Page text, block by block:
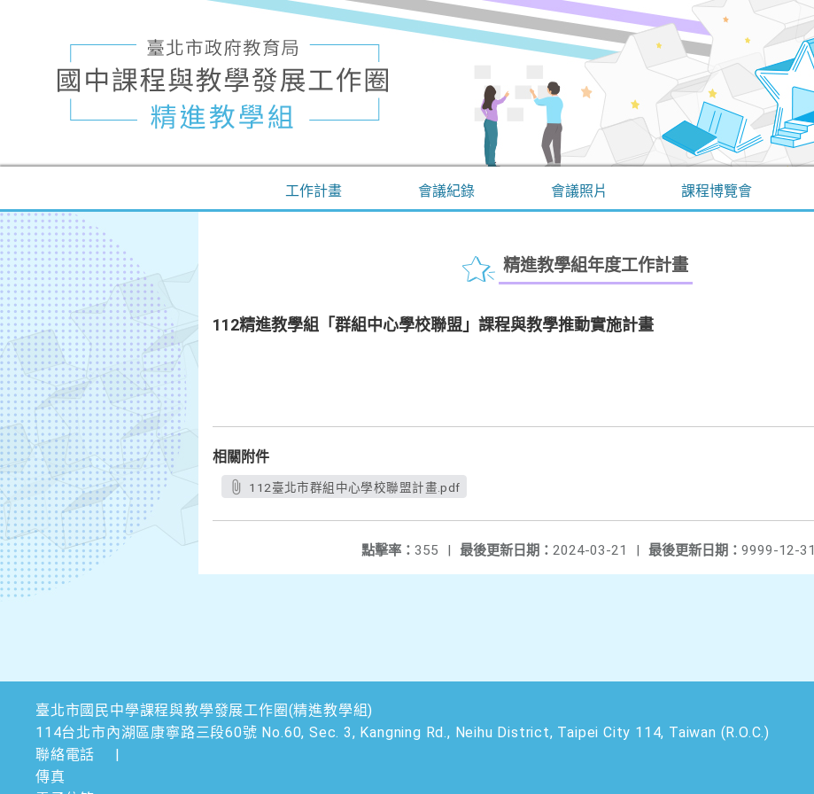
工作計畫 會議紀錄 會議照片 課程博覽會
精進教學組年度工作計畫
112精進教學組「群組中心學校聯盟」課程與教學推動實施計畫
相關附件
112臺北市群組中心學校聯盟計畫.pdf
最後更新日期： 9999-12-31
最後更新日期： 2024-03-21 |
點擊率： 355 |
臺北市國民中學課程與教學發展工作圈(精進教學組)
114台北市內湖區康寧路三段60號 No.60, Sec. 3, Kangning Rd., Neihu District, Taipei City 114, Taiwan (R.O.C.)
聯絡電話
|
傳真